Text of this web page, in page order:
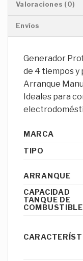
Valoraciones (0)
Envíos
Generador
de 4 tiempos y
Arranque
Ideales para
MARCA
TIPO
ARRANQUE
CAPACIDAD
TANQUE DE
COMBUSTIBLE